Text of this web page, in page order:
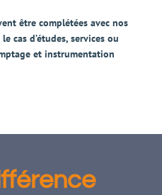
être complétées avec nos
cas d’études, services ou
et instrumentation